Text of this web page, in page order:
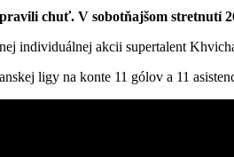
chuť. V sobotňajšom stretnutí
individuálnej akcii supertalent
ligy na konte 11 gólov a 11